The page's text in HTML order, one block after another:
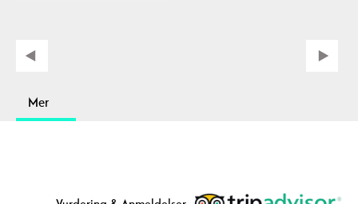
Mer